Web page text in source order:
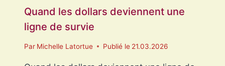
Quand les dollars deviennent une
ligne de survie
Par Michelle Latortue Publié le 21.03.2026